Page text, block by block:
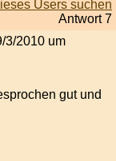
Antwort 7
3/2010 um
gut und